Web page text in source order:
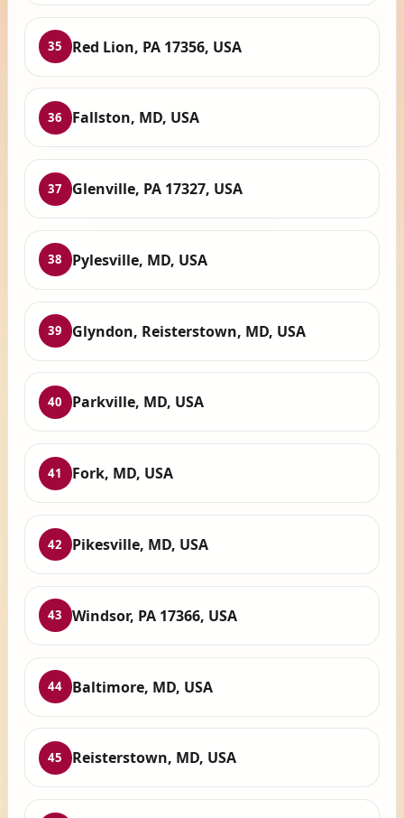
35 Red Lion, PA 17356, USA
36 Fallston, MD, USA
37 Glenville, PA 17327, USA
38 Pylesville, MD, USA
39 Glyndon, Reisterstown, MD, USA
40 Parkville, MD, USA
41 Fork, MD, USA
42 Pikesville, MD, USA
43 Windsor, PA 17366, USA
44 Baltimore, MD, USA
45 Reisterstown, MD, USA